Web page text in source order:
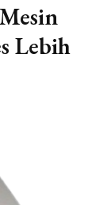
Lebih